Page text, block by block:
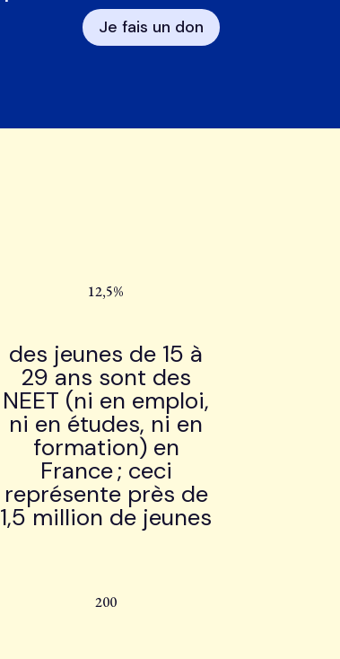
Je fais un don
12,5%
des jeunes de 15 à
29 ans sont des
NEET (ni en emploi,
ni en études, ni en
formation) en
France ; ceci
représente près de
1,5 million de jeunes
200